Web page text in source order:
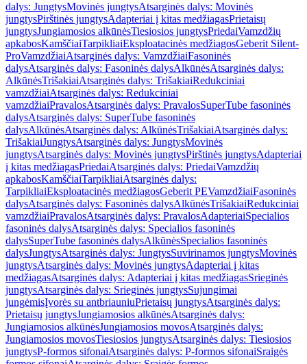
dalys: JungtysMovinės jungtysAtsarginės dalys: Movinės
jungtysPirštinės jungtysAdapteriai į kitas medžiagasPrietaisų
jungtysJungiamosios alkūnėsTiesiosios jungtysPriedaiVamzdžių
apkabosKamščiaiTarpikliaiEksploatacinės medžiagosGeberit Silent-
ProVamzdžiaiAtsarginės dalys: VamzdžiaiFasoninės
dalysAtsarginės dalys: Fasoninės dalysAlkūnėsAtsarginės dalys:
AlkūnėsTrišakiaiAtsarginės dalys: TrišakiaiRedukciniai
vamzdžiaiAtsarginės dalys: Redukciniai
vamzdžiaiPravalosAtsarginės dalys: PravalosSuperTube fasoninės
dalysAtsarginės dalys: SuperTube fasoninės
dalysAlkūnėsAtsarginės dalys: AlkūnėsTrišakiaiAtsarginės dalys:
TrišakiaiJungtysAtsarginės dalys: JungtysMovinės
jungtysAtsarginės dalys: Movinės jungtysPirštinės jungtysAdapteriai
į kitas medžiagasPriedaiAtsarginės dalys: PriedaiVamzdžių
apkabosKamščiaiTarpikliaiAtsarginės dalys:
TarpikliaiEksploatacinės medžiagosGeberit PEVamzdžiaiFasoninės
dalysAtsarginės dalys: Fasoninės dalysAlkūnėsTrišakiaiRedukciniai
vamzdžiaiPravalosAtsarginės dalys: PravalosAdapteriaiSpecialios
fasoninės dalysAtsarginės dalys: Specialios fasoninės
dalysSuperTube fasoninės dalysAlkūnėsSpecialios fasoninės
dalysJungtysAtsarginės dalys: JungtysSuvirinamos jungtysMovinės
jungtysAtsarginės dalys: Movinės jungtysAdapteriai į kitas
medžiagasAtsarginės dalys: Adapteriai į kitas medžiagasSrieginės
jungtysAtsarginės dalys: Srieginės jungtysSujungimai
jungėmisĮvorės su antbriauniuPrietaisų jungtysAtsarginės dalys:
Prietaisų jungtysJungiamosios alkūnėsAtsarginės dalys:
Jungiamosios alkūnėsJungiamosios movosAtsarginės dalys:
Jungiamosios movosTiesiosios jungtysAtsarginės dalys: Tiesiosios
jungtysP-formos sifonaiAtsarginės dalys: P-formos sifonaiSraigės